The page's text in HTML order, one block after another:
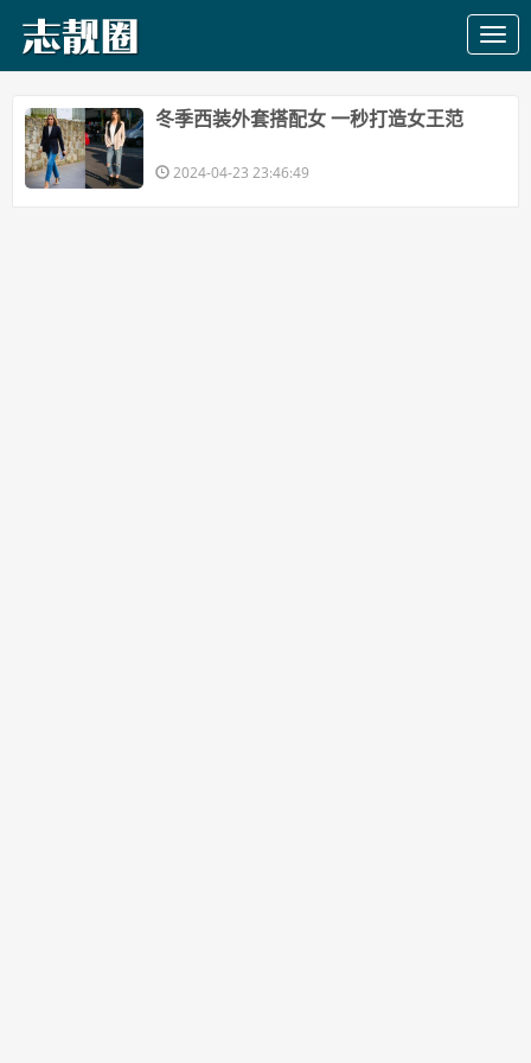
​冬季西装外套搭配女 一秒打造女王范
2024-04-23 23:46:49